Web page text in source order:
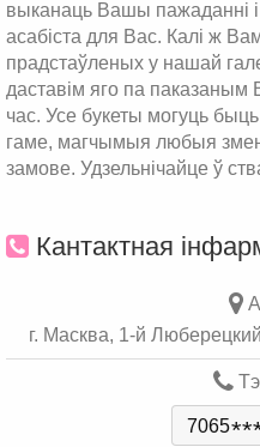
выканаць Вашы пажаданні
асабіста для Вас. Калі ж
прадстаўленых у нашай
даставім яго па
час. Усе букеты могуць
гаме, магчымыя любыя
замове. Удзельнічайце ў
Кантактная
г. Масква, 1-й
7065**